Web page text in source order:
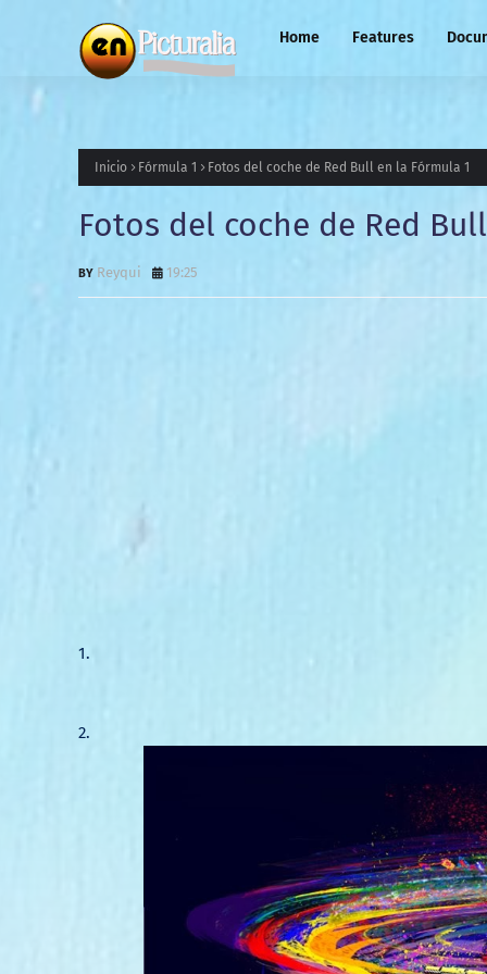
Home Features
Inicio Fórmula 1 Fotos del coche de Red Bull en la Fórmula 1
Fotos del coche de Red
Reyqui 19:25
1.
2.